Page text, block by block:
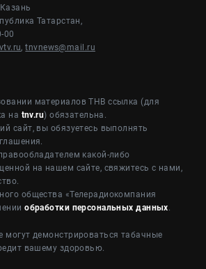
Татарстан,
00
,tnvnews@mail.ru
материалов ТНВ ссылка (для
на tnv.ru) обязательна.
сайт, вы обязуетесь выполнять
какой-либо
на нашем сайте, свяжитесь с нами,
общества «Телерадиокомпания
обработки персональных данных.
могут демонстрироваться табачные
вашему здоровью.